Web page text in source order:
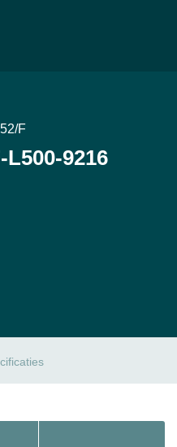
F
L500-9216